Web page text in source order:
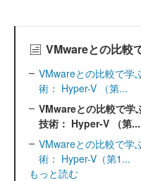
VMwareとの比較
VMwareとの比較で学
術： Hyper-V （第...
VMwareとの比較で
技術： Hyper-V （第...
VMwareとの比較で学
術： Hyper-V（第1...
もっと読む